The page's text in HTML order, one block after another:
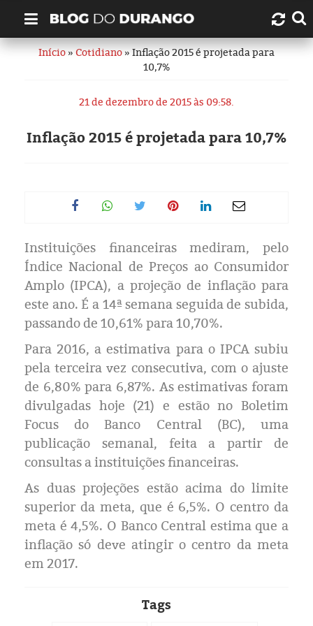
Quem é Durango Duarte?
Links úteis
Contato
Amazonas
Manaus
História
Eleições 2024
Pesquisas
Política
Livros
Início»Cotidiano» Inflação 2015 é projetada para
10,7%
21 de dezembro de 2015 às 09:58.
Inflação 2015 é projetada para 10,7%
Instituições financeiras mediram, pelo
Índice Nacional de Preços ao Consumidor
Amplo (IPCA), a projeção de inflação para
este ano. É a 14ª semana seguida de subida,
passando de 10,61% para 10,70%.
Para 2016, a estimativa para o IPCA subiu
pela terceira vez consecutiva, com o ajuste
de 6,80% para 6,87%. As estimativas foram
divulgadas hoje (21) e estão no Boletim
Focus do Banco Central (BC), uma
publicação semanal, feita a partir de
consultas a instituições financeiras.
As duas projeções estão acima do limite
superior da meta, que é 6,5%. O centro da
meta é 4,5%. O Banco Central estima que a
inflação só deve atingir o centro da meta
em 2017.
Tags